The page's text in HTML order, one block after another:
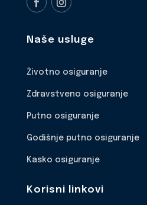
Naše usluge
Životno osiguranje
Zdravstveno osiguranje
Putno osiguranje
Godišnje putno osiguranje
Kasko osiguranje
Korisni linkovi